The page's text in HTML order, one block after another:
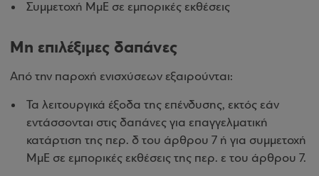
Συμμετοχή ΜμΕ σε εμπορικές εκθέσεις
Μη επιλέξιμες δαπάνες
Από την παροχή ενισχύσεων εξαιρούνται:
Τα λειτουργικά έξοδα της επένδυσης, εκτός εάν
εντάσσονται στις δαπάνες για επαγγελματική
κατάρτιση της περ. δ του άρθρου 7 ή για συμμετοχή
ΜμΕ σε εμπορικές εκθέσεις της περ. ε του άρθρου 7.